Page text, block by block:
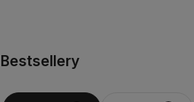
Bestsellery